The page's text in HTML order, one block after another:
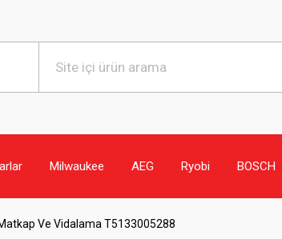
Milwaukee AEG Ryobi BOSCH
Ve Vidalama T5133005288